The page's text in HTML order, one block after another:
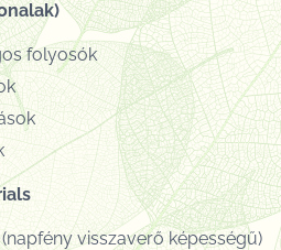
folyosók
visszaverő képességű)